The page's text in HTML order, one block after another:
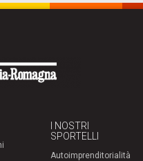
I NOSTRI
SPORTELLI
Autoimprenditorialità